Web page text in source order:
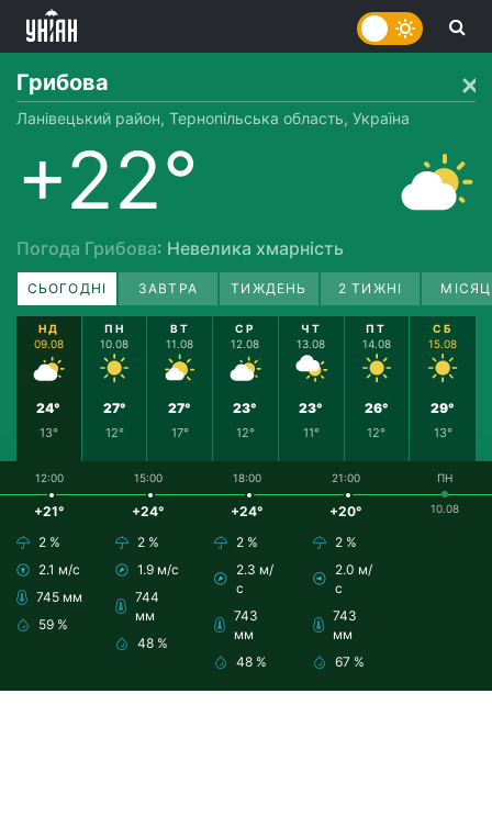
Грибова
Ланівецький район, Тернопільська область, Україна
+22°
Погода Грибова: Невелика хмарність
СЬОГОДНІ ЗАВТРА ТИЖДЕНЬ 2 ТИЖНІ
НД
09.08
24°
13°
ПН
10.08
27°
12°
ВТ
11.08
27°
17°
СР
12.08
23°
12°
ЧТ
13.08
23°
11°
ПТ
14.08
26°
12°
СБ
15.08
29°
13°
12:00
+21°
2 %
2.1 м/с
745 мм
59 %
15:00
+24°
2 %
1.9 м/с
744
мм
48 %
18:00
+24°
2 %
2.3 м/
с
743
мм
48 %
21:00
+20°
2 %
2.0 м/
с
743
мм
67 %
ПН
10.08